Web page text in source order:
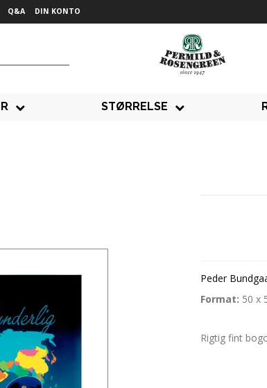
Q&A DIN KONTO
STØRRELSE
Peder
Format: 50 x
Rigtig fint